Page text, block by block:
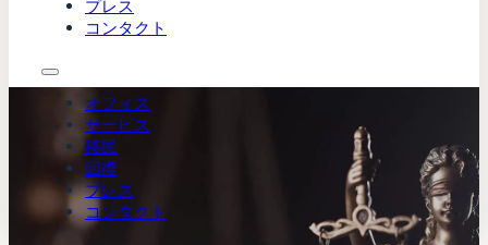
プレス
コンタクト
オフィス
サービス
移民
回復
プレス
コンタクト